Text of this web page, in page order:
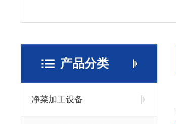
产品分类
净菜加工设备